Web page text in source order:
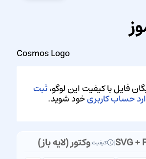
Cosmos Logo
فایل با کیفیت این لوگو،ثبت
حساب کاربریخود شوید.
SVG +
| کیفیت:وکتور (لایه باز)